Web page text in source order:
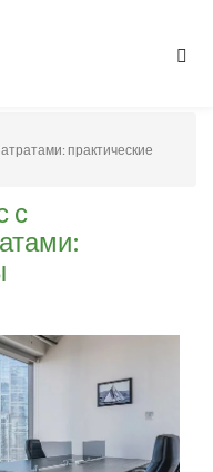
практические
с